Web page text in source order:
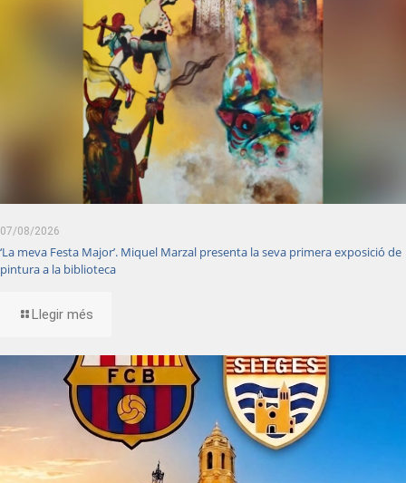
07/08/2026
‘La meva Festa Major’. Miquel Marzal presenta la seva primera exposició de
pintura a la biblioteca
Llegir més